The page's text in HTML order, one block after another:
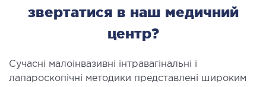
горла і гортані
звертатися в наш медичний
центр?
Сучасні малоінвазивні інтравагінальні і
лапароскопічні методики представлені широким